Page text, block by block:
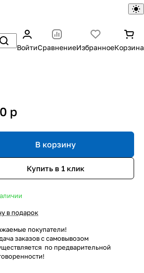
ВойтиСравнениеИзбранноеКорзина
p
В корзину
Купить в 1 клик
в подарок
покупатели!
заказов с самовывозом
по предварительной